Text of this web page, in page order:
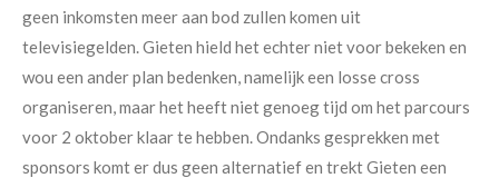
geen inkomsten meer aan bod zullen komen uit
televisiegelden. Gieten hield het echter niet voor bekeken en
wou een ander plan bedenken, namelijk een losse cross
organiseren, maar het heeft niet genoeg tijd om het parcours
voor 2 oktober klaar te hebben. Ondanks gesprekken met
sponsors komt er dus geen alternatief en trekt Gieten een